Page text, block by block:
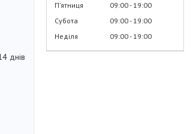
днів
Пʼятниця
09:00 19:00
Субота
09:00 19:00
Неділя
09:00 19:00